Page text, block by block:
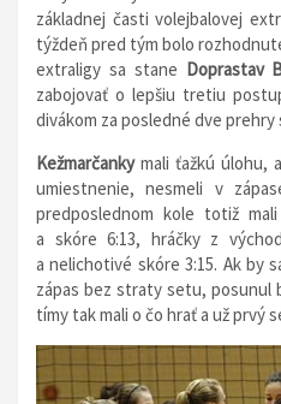
základnej časti volejbalovej
týždeň pred tým bolo
extraligy sa stane Doprastav
zabojovať o lepšiu tretiu
divákom za posledné dve prehry
Kežmarčankymali ťažkú úlohu,
umiestnenie, nesmeli v
predposlednom kole totiž
a skóre 6:13, hráčky z
a nelichotivé skóre 3:15. Ak by
zápas bez straty setu, posunul
tímy tak mali o čo hrať a už prvý